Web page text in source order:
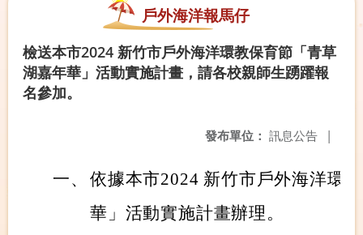
戶外海洋報馬仔
檢送本市2024 新竹市戶外海洋環教保育節「青草
湖嘉年華」活動實施計畫，請各校親師生踴躍報
名參加。
發布單位： 訊息公告 |
一、 依據本市2024 新竹市戶外海洋環
華」活動實施計畫辦理。